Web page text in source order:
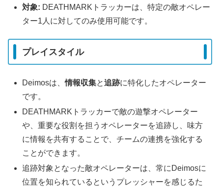
対象: DEATHMARKトラッカーは、特定の敵オペレー
ター1人に対してのみ使用可能です。
プレイスタイル
Deimosは、情報収集と追跡に特化したオペレーター
です。
DEATHMARKトラッカーで敵の遊撃オペレーター
や、重要な役割を担うオペレーターを追跡し、味方
に情報を共有することで、チームの連携を強化する
ことができます。
追跡対象となった敵オペレーターは、常にDeimosに
位置を知られているというプレッシャーを感じるた